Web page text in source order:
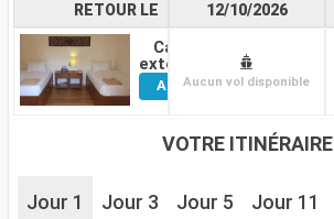
RETOUR LE
Cabine
extérieure
Voir
Autres
12/10/2026
Aucun vol disponible
VOTRE ITINÉRAIRE
Jour 1 Jour 3 Jour 5 Jour 11